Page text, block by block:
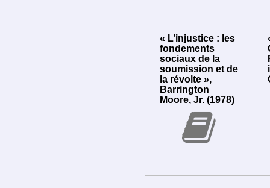
« L’injustice : les
fondements
sociaux de la
soumission et de
la révolte »,
Barrington
Moore, Jr. (1978)